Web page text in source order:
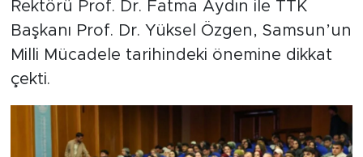
Rektörü Prof. Dr. Fatma Aydın ile TTK
Başkanı Prof. Dr. Yüksel Özgen, Samsun’un
Milli Mücadele tarihindeki önemine dikkat
çekti.